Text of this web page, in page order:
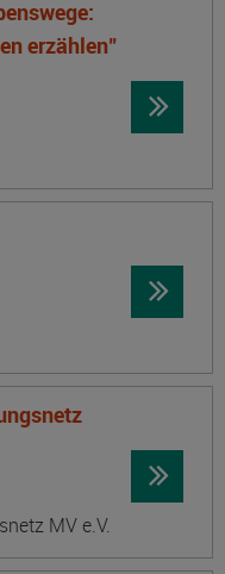
erzählen"
MV e.V.